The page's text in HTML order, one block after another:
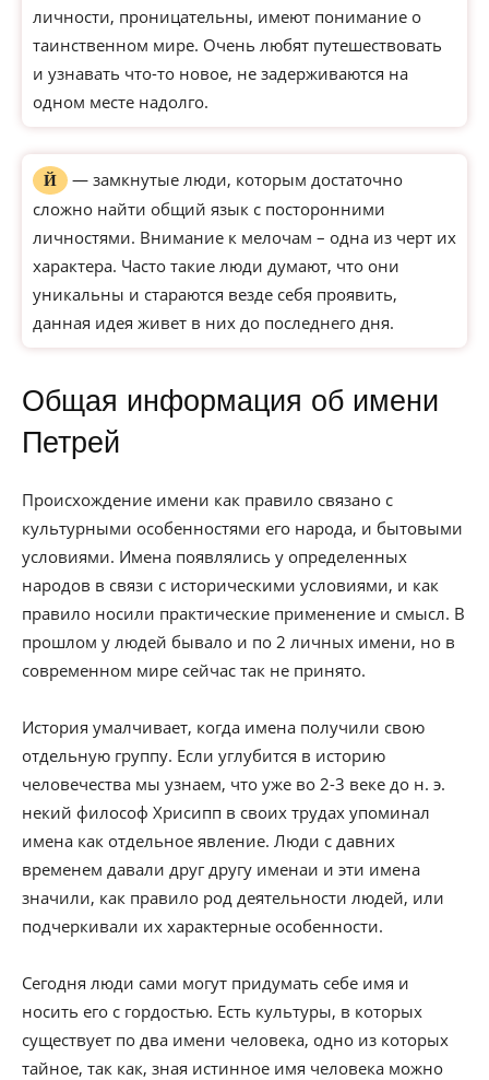
личности, проницательны, имеют понимание о
таинственном мире. Очень любят путешествовать
и узнавать что-то новое, не задерживаются на
одном месте надолго.
Й
— замкнутые люди, которым достаточно
сложно найти общий язык с посторонними
личностями. Внимание к мелочам – одна из черт их
характера. Часто такие люди думают, что они
уникальны и стараются везде себя проявить,
данная идея живет в них до последнего дня.
Общая информация об имени
Петрей
Происхождение имени как правило связано с
культурными особенностями его народа, и бытовыми
условиями. Имена появлялись у определенных
народов в связи с историческими условиями, и как
правило носили практические применение и смысл. В
прошлом у людей бывало и по 2 личных имени, но в
современном мире сейчас так не принято.
История умалчивает, когда имена получили свою
отдельную группу. Если углубится в историю
человечества мы узнаем, что уже во 2-3 веке до н. э.
некий философ Хрисипп в своих трудах упоминал
имена как отдельное явление. Люди с давних
временем давали друг другу именаи и эти имена
значили, как правило род деятельности людей, или
подчеркивали их характерные особенности.
Сегодня люди сами могут придумать себе имя и
носить его с гордостью. Есть культуры, в которых
существует по два имени человека, одно из которых
тайное, так как, зная истинное имя человека можно